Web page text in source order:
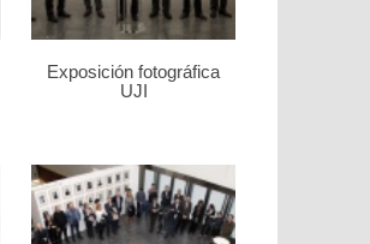
Exposición fotográfica
UJI